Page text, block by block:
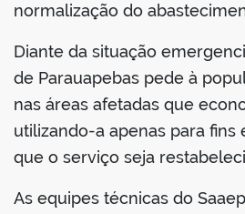
normalização do
Diante da situação
de Parauapebas pede à
nas áreas afetadas que
utilizando-a apenas para fins
que o serviço seja
As equipes técnicas do